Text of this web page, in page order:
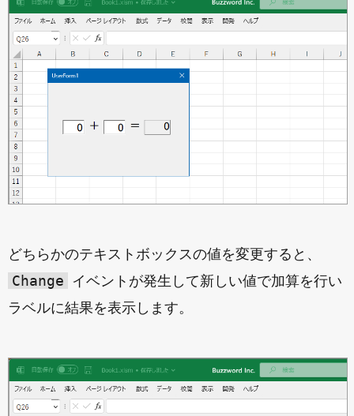
どちらかのテキストボックスの値を変更すると、
Change
イベントが発生して新しい値で加算を行い
ラベルに結果を表示します。